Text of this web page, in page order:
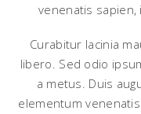
venenatis sapien,
Curabitur lacinia
libero. Sed odio
a metus. Duis
elementum